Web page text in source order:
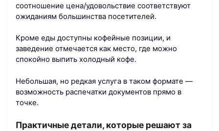
соотношение цена/удовольствие соответствуют
ожиданиям большинства посетителей.
Кроме еды доступны кофейные позиции, и
заведение отмечается как место, где можно
спокойно выпить холодный кофе.
Небольшая, но редкая услуга в таком формате —
возможность распечатки документов прямо в
точке.
Практичные детали, которые решают за